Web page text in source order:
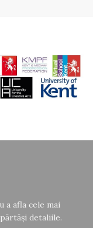
afla cele mai
detaliile.